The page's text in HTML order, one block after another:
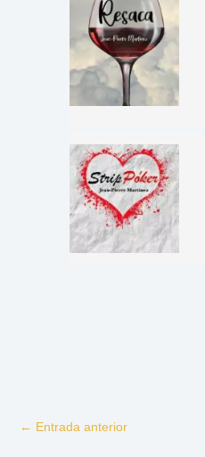
← Entrada anterior